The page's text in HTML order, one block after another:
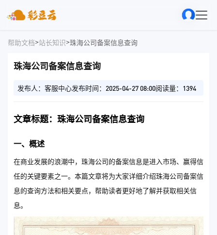
帮助文档>站长知识>珠海公司备案信息查询
珠海公司备案信息查询
发布人：客服中心发布时间：2025-04-27 08:00阅读量：1394
文章标题：珠海公司备案信息查询
一、概述
在商业发展的浪潮中，珠海公司的备案信息是进入市场、赢得信
任的关键要素之一。本篇文章将为大家详细介绍珠海公司备案信
息的查询方法和相关要点，帮助读者更好地了解并获取相关信
息。